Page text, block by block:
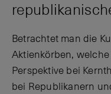
Betrachtet man die
Aktienkörben,
Perspektive bei
bei Republikanern